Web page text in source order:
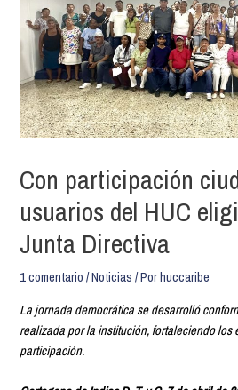
Con participación
usuarios del HUC
Junta Directiva
1 comentario /Noticias / Porhuccaribe
La jornada democrática se desarrolló
realizada por la institución, fortaleciendo los
participación.